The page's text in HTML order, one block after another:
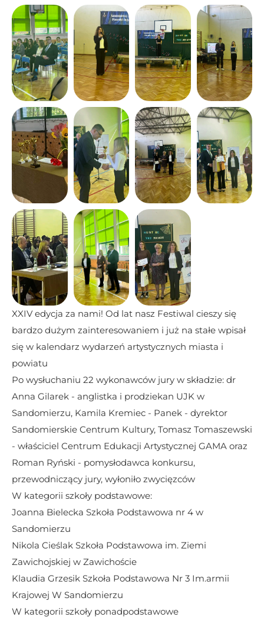
XXIV edycja za nami! Od lat nasz Festiwal cieszy się
bardzo dużym zainteresowaniem i już na stałe wpisał
się w kalendarz wydarzeń artystycznych miasta i
powiatu
Po wysłuchaniu 22 wykonawców jury w składzie: dr
Anna Gilarek - anglistka i prodziekan UJK w
Sandomierzu, Kamila Kremiec - Panek - dyrektor
Sandomierskie Centrum Kultury, Tomasz Tomaszewski
- właściciel Centrum Edukacji Artystycznej GAMA oraz
Roman Ryński - pomysłodawca konkursu,
przewodniczący jury, wyłoniło zwycięzców
W kategorii szkoły podstawowe:
Joanna Bielecka Szkoła Podstawowa nr 4 w
Sandomierzu
Nikola Cieślak Szkoła Podstawowa im. Ziemi
Zawichojskiej w Zawichoście
Klaudia Grzesik Szkoła Podstawowa Nr 3 Im.armii
Krajowej W Sandomierzu
W kategorii szkoły ponadpodstawowe